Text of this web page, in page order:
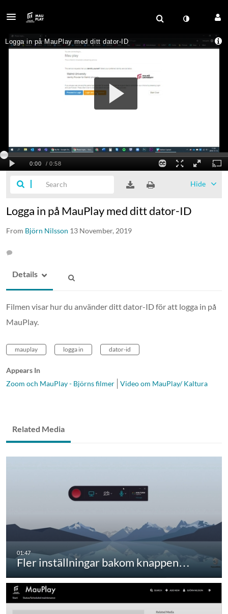
Hide
Logga in på MauPlay med ditt dator-ID
From Björn Nilsson 13 November, 2019
Details
Filmen visar hur du använder ditt dator-ID för att logga in på
MauPlay.
mauplay logga in dator-id
Appears In
Zoom och MauPlay - Björns filmer
Video om MauPlay/ Kaltura
Related Media
Fler inställningar bakom knappen…